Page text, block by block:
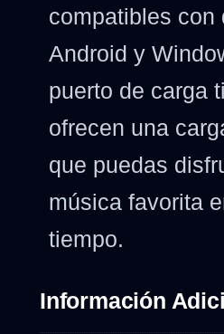
compatibles con
Android y
puerto de carga
ofrecen una
que puedas
música favorita
tiempo.
Información